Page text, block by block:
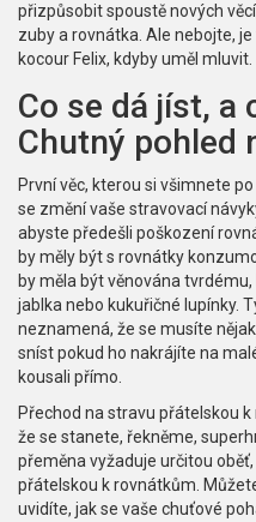
přizpůsobit spoustě nových
zuby a rovnátka. Ale nebojte,
kocour Felix, kdyby uměl mluvit.
Co se dá jíst, a
Chutný pohled
První věc, kterou si všimnete
se změní vaše stravovací
abyste předešli poškození
by měly být s rovnátky
by měla být věnována
jablka nebo kukuřičné lupínky.
neznamená, že se musíte
sníst pokud ho nakrájíte na
kousali přímo.
Přechod na stravu přátelskou
že se stanete, řekněme,
přeměna vyžaduje určitou
přátelskou k rovnátkům.
uvidíte, jak se vaše chuťové